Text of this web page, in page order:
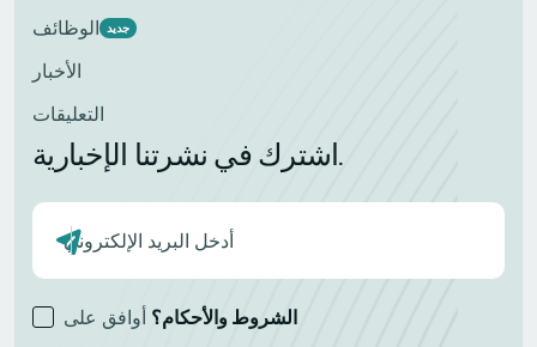
الوظائف جديد
الأخبار
التعليقات
اشترك في نشرتنا الإخبارية.
أوافق على الشروط والأحكام؟